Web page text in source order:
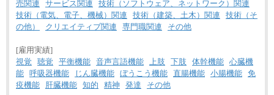
売関連 サービス関連
技術（ソフトウェア、ネットワーク）関連
技術（電気、電子、機械）関連
技術（建築、土木）関連
技術（そ
の他）
クリエイティブ関連 専門職関連 その他
[雇用実績]
視覚
聴覚 平衡機能 音声言語機能 上肢 下肢 体幹機能 心臓機
能 呼吸器機能 じん臓機能 ぼうこう機能 直腸機能 小腸機能 免
疫機能
肝臓機能 知的 精神 発達 その他